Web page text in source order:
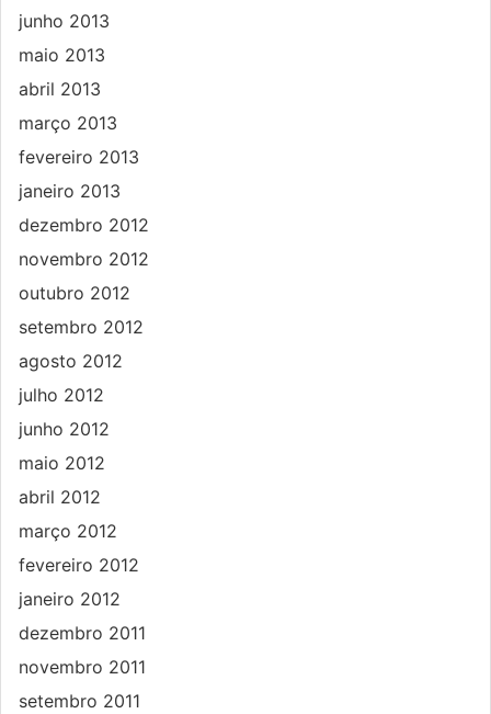
junho 2013
maio 2013
abril 2013
março 2013
fevereiro 2013
janeiro 2013
dezembro 2012
novembro 2012
outubro 2012
setembro 2012
agosto 2012
julho 2012
junho 2012
maio 2012
abril 2012
março 2012
fevereiro 2012
janeiro 2012
dezembro 2011
novembro 2011
setembro 2011